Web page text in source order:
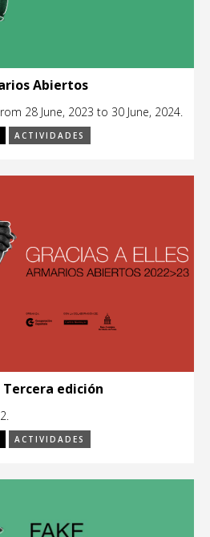
Abiertos
28 June, 2023 to 30 June, 2024.
ACTIVIDADES
edición
ACTIVIDADES